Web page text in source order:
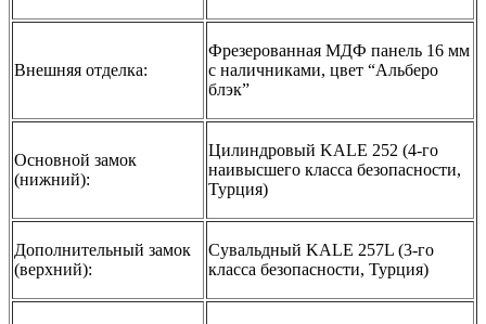
Внешняя отделка:
Фрезерованная МДФ панель 16 мм
с наличниками, цвет “Альберо
блэк”
Основной замок
(нижний):
Цилиндровый KALE 252 (4-го
наивысшего класса безопасности,
Турция)
Дополнительный замок
(верхний):
Сувальдный KALE 257L (3-го
класса безопасности, Турция)